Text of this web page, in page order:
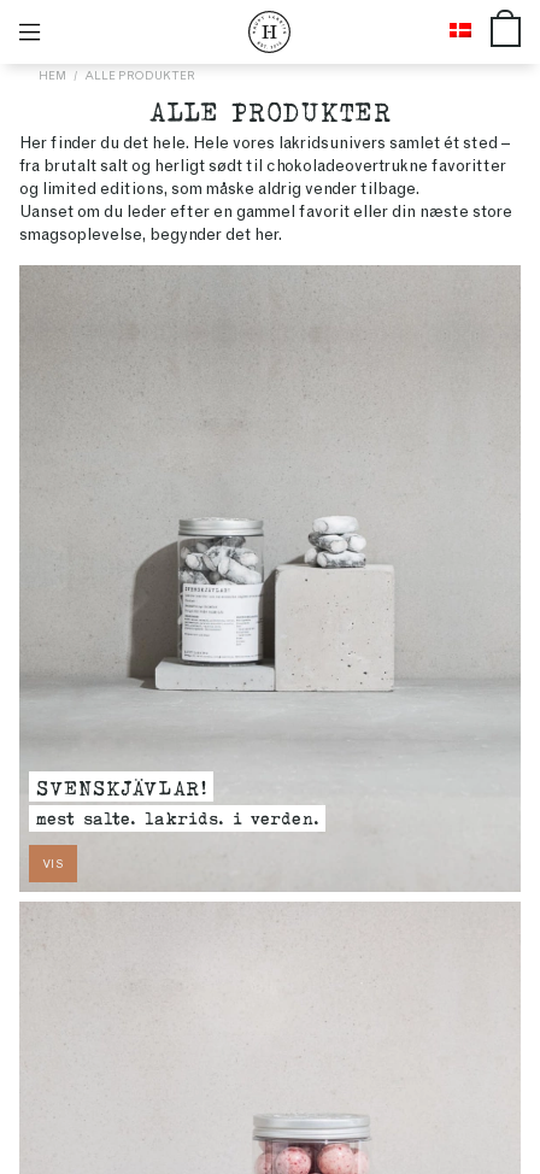
HEM ALLE PRODUKTER
ALLE PRODUKTER
Her finder du det hele. Hele vores lakridsunivers samlet ét sted –
fra brutalt salt og herligt sødt til chokoladeovertrukne favoritter
og limited editions, som måske aldrig vender tilbage.
Uanset om du leder efter en gammel favorit eller din næste store
smagsoplevelse, begynder det her.
SVENSKJÄVLAR!
mest salte. lakrids. i verden.
VIS